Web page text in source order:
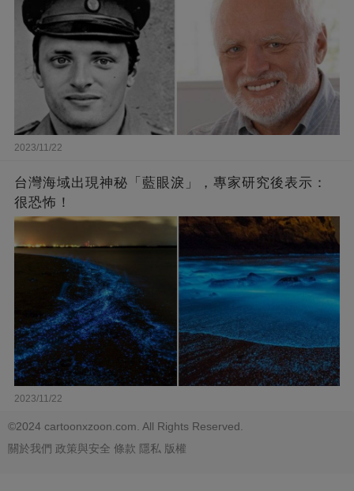
2023/11/22
台灣海域出現神秘「藍眼淚」，專家研究後表示：
很恐怖！
2023/11/22
©2024 cartoonxzoon.com. All Rights Reserved.
關於我們 政策與安全 條款 隱私 版權